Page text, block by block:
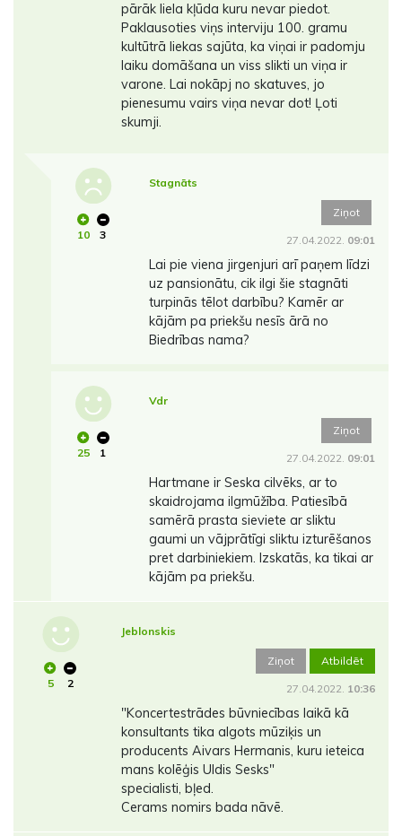
pārāk liela kļūda kuru nevar piedot.
Paklausoties viņs interviju 100. gramu
kultūtrā liekas sajūta, ka viņai ir padomju
laiku domāšana un viss slikti un viņa ir
varone. Lai nokāpj no skatuves, jo
pienesumu vairs viņa nevar dot! Ļoti
skumji.
10 3
Stagnāts
Ziņot
27.04.2022. 09:01
Lai pie viena jirgenjuri arī paņem līdzi
uz pansionātu, cik ilgi šie stagnāti
turpinās tēlot darbību? Kamēr ar
kājām pa priekšu nesīs ārā no
Biedrības nama?
25 1
Vdr
Ziņot
27.04.2022. 09:01
Hartmane ir Seska cilvēks, ar to
skaidrojama ilgmūžība. Patiesībā
samērā prasta sieviete ar sliktu
gaumi un vājprātīgi sliktu izturēšanos
pret darbiniekiem. Izskatās, ka tikai ar
kājām pa priekšu.
5 2
Jeblonskis
Ziņot Atbildēt
27.04.2022. 10:36
"Koncertestrādes būvniecības laikā kā
konsultants tika algots mūziķis un
producents Aivars Hermanis, kuru ieteica
mans kolēģis Uldis Sesks"
specialisti, bļed.
Cerams nomirs bada nāvē.